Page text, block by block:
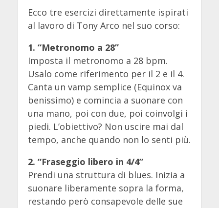
Ecco tre esercizi direttamente ispirati
al lavoro di Tony Arco nel suo corso:
1. “Metronomo a 28”
Imposta il metronomo a 28 bpm.
Usalo come riferimento per il 2 e il 4.
Canta un vamp semplice (Equinox va
benissimo) e comincia a suonare con
una mano, poi con due, poi coinvolgi i
piedi. L’obiettivo? Non uscire mai dal
tempo, anche quando non lo senti più.
2. “Fraseggio libero in 4/4”
Prendi una struttura di blues. Inizia a
suonare liberamente sopra la forma,
restando però consapevole delle sue